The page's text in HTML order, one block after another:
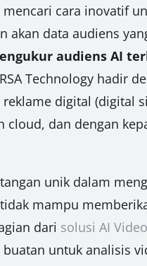
cara inovatif
akan data audiens
audiens AI
Technology hadir
digital (digital
cloud, dan dengan
unik dalam
mampu
dari solusi AI Video
untuk analisis